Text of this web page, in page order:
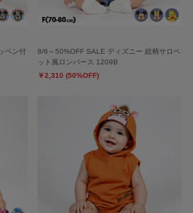
ペン付
8/6～50%OFF SALE ディズニー 総柄サロペ
ット風ロンパース 1209B
￥2,310 (50%OFF)